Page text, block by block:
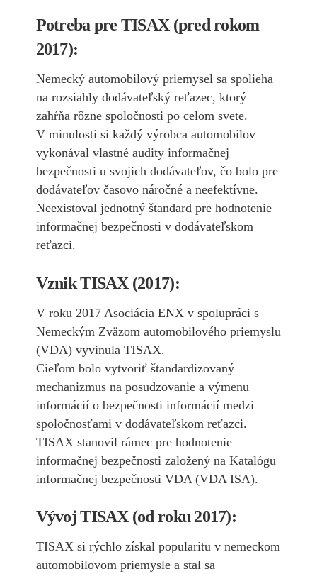
Potreba pre TISAX (pred rokom
2017):
Nemecký automobilový priemysel sa spolieha
na rozsiahly dodávateľský reťazec, ktorý
zahŕňa rôzne spoločnosti po celom svete.
V minulosti si každý výrobca automobilov
vykonával vlastné audity informačnej
bezpečnosti u svojich dodávateľov, čo bolo pre
dodávateľov časovo náročné a neefektívne.
Neexistoval jednotný štandard pre hodnotenie
informačnej bezpečnosti v dodávateľskom
reťazci.
Vznik TISAX (2017):
V roku 2017 Asociácia ENX v spolupráci s
Nemeckým Zväzom automobilového priemyslu
(VDA) vyvinula TISAX.
Cieľom bolo vytvoriť štandardizovaný
mechanizmus na posudzovanie a výmenu
informácií o bezpečnosti informácií medzi
spoločnosťami v dodávateľskom reťazci.
TISAX stanovil rámec pre hodnotenie
informačnej bezpečnosti založený na Katalógu
informačnej bezpečnosti VDA (VDA ISA).
Vývoj TISAX (od roku 2017):
TISAX si rýchlo získal popularitu v nemeckom
automobilovom priemysle a stal sa